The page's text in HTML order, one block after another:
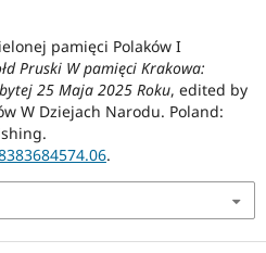
pamięci Polaków I
Pruski W pamięci Krakowa:
25 Maja 2025 Roku, edited by
W Dziejach Narodu. Poland:
.